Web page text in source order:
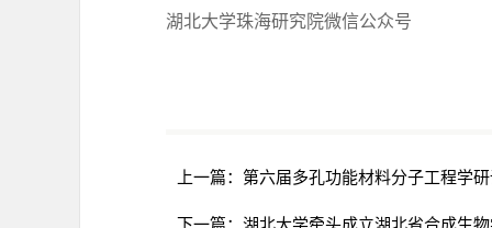
湖北大学珠海研究院微信公众号
上一篇： 第六届多孔功能材料分子工程学
下一篇： 湖北大学牵头成立湖北省合成生